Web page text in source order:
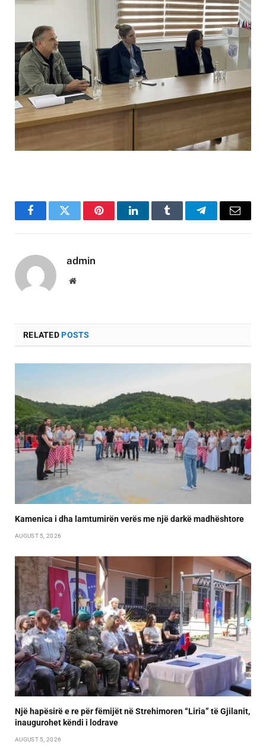
FacebookTwitter PinterestLinkedInTumblr TelegramEmail
admin
Website
RELATEDPOSTS
Kamenica i dha lamtumirën verës me një darkë madhështore
AUGUST 5, 2026
Një hapësirë e re për fëmijët në Strehimoren “Liria” të Gjilanit,
inaugurohet këndi i lodrave
AUGUST 5, 2026